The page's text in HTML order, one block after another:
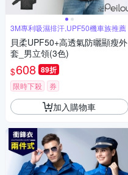
3M專利吸濕排汗,UPF50機車族推薦
貝柔UPF50+高透氣防曬顯瘦外
套_男立領(3色)
$608 89折
限時下殺 券
加入購物車